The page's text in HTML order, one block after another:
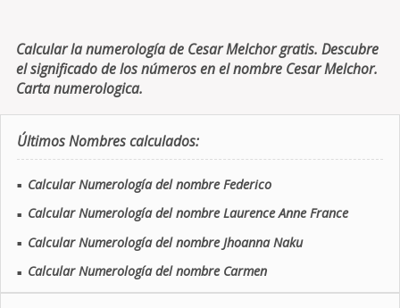
Calcular la numerología de Cesar Melchor gratis. Descubre
el significado de los números en el nombre Cesar Melchor.
Carta numerologica.
Últimos Nombres calculados:
■ Calcular Numerología del nombre Federico
■ Calcular Numerología del nombre Laurence Anne France
■ Calcular Numerología del nombre Jhoanna Naku
■ Calcular Numerología del nombre Carmen